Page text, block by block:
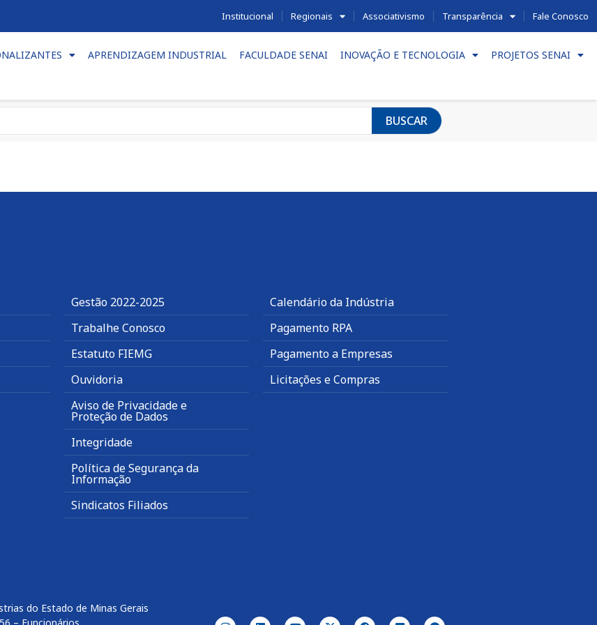
Institucional Regionais Associativismo Transparência Fale Conosco
APRENDIZAGEM INDUSTRIAL FACULDADE SENAI INOVAÇÃO E TECNOLOGIA PROJETOS SENAI
BUSCAR
Gestão 2022-2025
Trabalhe Conosco
Estatuto FIEMG
Ouvidoria
Aviso de Privacidade e
Proteção de Dados
Integridade
Política de Segurança da
Informação
Sindicatos Filiados
Calendário da Indústria
Pagamento RPA
Pagamento a Empresas
Licitações e Compras
do Estado de Minas Gerais